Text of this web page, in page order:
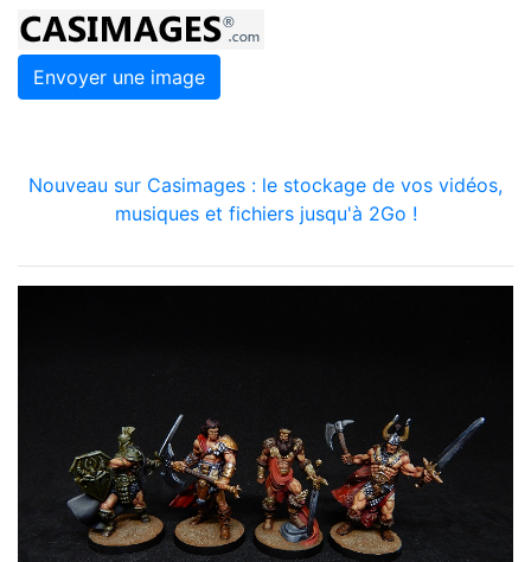
Envoyer une image
Nouveau sur Casimages : le stockage de vos vidéos,
musiques et fichiers jusqu'à 2Go !